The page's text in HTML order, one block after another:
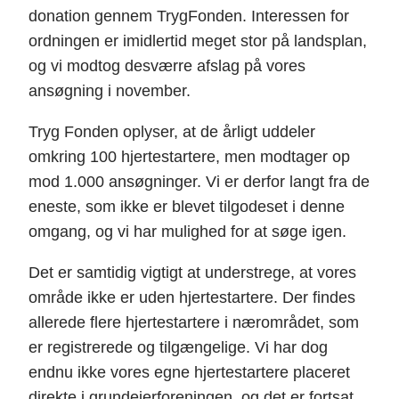
donation gennem TrygFonden. Interessen for
ordningen er imidlertid meget stor på landsplan,
og vi modtog desværre afslag på vores
ansøgning i november.
Tryg Fonden oplyser, at de årligt uddeler
omkring 100 hjertestartere, men modtager op
mod 1.000 ansøgninger. Vi er derfor langt fra de
eneste, som ikke er blevet tilgodeset i denne
omgang, og vi har mulighed for at søge igen.
Det er samtidig vigtigt at understrege, at vores
område ikke er uden hjertestartere. Der findes
allerede flere hjertestartere i nærområdet, som
er registrerede og tilgængelige. Vi har dog
endnu ikke vores egne hjertestartere placeret